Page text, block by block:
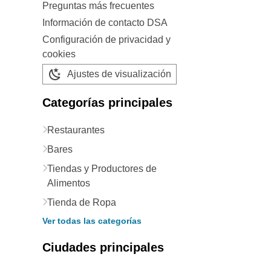
Preguntas más frecuentes
Información de contacto DSA
Configuración de privacidad y
cookies
Ajustes de visualización
Categorías principales
Restaurantes
Bares
Tiendas y Productores de
Alimentos
Tienda de Ropa
Ver todas las categorías
Ciudades principales